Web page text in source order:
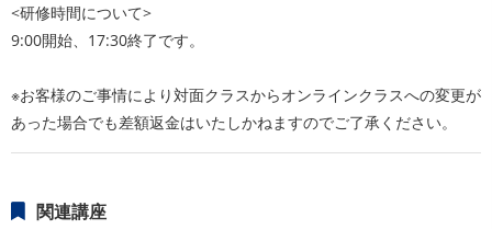
<研修時間について>
9:00開始、17:30終了です。
※お客様のご事情により対面クラスからオンラインクラスへの変更が
あった場合でも差額返金はいたしかねますのでご了承ください。
関連講座